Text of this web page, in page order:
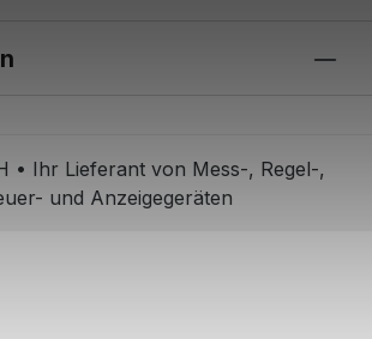
• Ihr Lieferant von Mess-, Regel-,
und Anzeigegeräten